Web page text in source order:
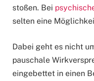
stoßen. Bei
selten eine
Dabei geht es nicht
pauschale
eingebettet in einen